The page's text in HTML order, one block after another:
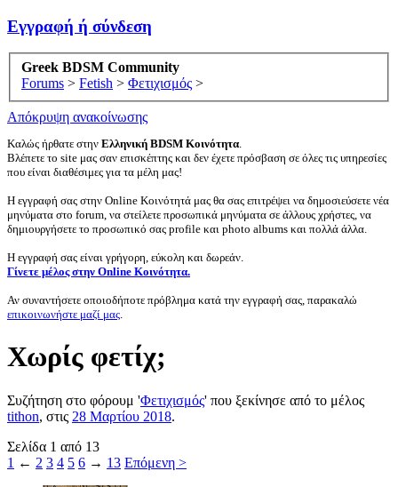
Εγγραφή ή σύνδεση
Greek BDSM Community
Forums > Fetish > Φετιχισμός >
Απόκρυψη ανακοίνωσης
Καλώς ήρθατε στην Ελληνική BDSM Κοινότητα.
Βλέπετε το site μας σαν επισκέπτης και δεν έχετε πρόσβαση σε όλες τις υπηρεσίες
που είναι διαθέσιμες για τα μέλη μας!
Η εγγραφή σας στην Online Κοινότητά μας θα σας επιτρέψει να δημοσιεύσετε νέα
μηνύματα στο forum, να στείλετε προσωπικά μηνύματα σε άλλους χρήστες, να
δημιουργήσετε το προσωπικό σας profile και photo albums και πολλά άλλα.
Η εγγραφή σας είναι γρήγορη, εύκολη και δωρεάν.
Γίνετε μέλος στην Online Κοινότητα.
Αν συναντήσετε οποιοδήποτε πρόβλημα κατά την εγγραφή σας, παρακαλώ
επικοινωνήστε μαζί μας.
Χωρίς φετίχ;
Συζήτηση στο φόρουμ 'Φετιχισμός' που ξεκίνησε από το μέλος
tithon, στις 28 Μαρτίου 2018.
Σελίδα 1 από 13
1 ← 2 3 4 5 6 → 13 Επόμενη >